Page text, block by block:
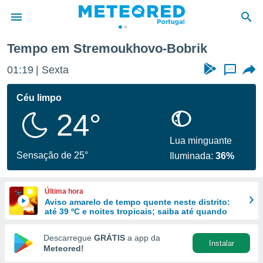
da
foi
fornecidas
a este
das
e
forma
digital
Tempo em Stremoukhovo-Bobrik
01:19 Sexta ...
Céu limpo
24°
Sensação de 25°
Lua minguante
Iluminada:36%
Última hora
Aviso amarelo de tempo quente neste distrito:
até 39 ºC e noites tropicais; saiba até quando
Descarregue GRÁTIS a app da
Meteored!
Instalar